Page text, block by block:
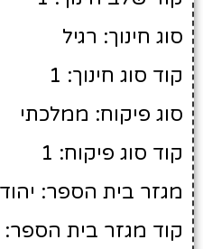
סוג חינוך: רגיל
קוד סוג חינוך: 1
סוג פיקוח: ממלכתי
קוד סוג פיקוח: 1
מגזר בית הספר: יהודי
קוד מגזר בית הספר: 1